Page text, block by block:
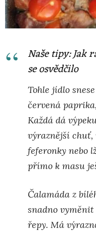
Naše tipy: Jak
se osvědčilo
Tohle jídlo
červená
Každá dá
výraznější
feferonky nebo
přímo k masu
Čalamáda z
snadno
řepy. Má